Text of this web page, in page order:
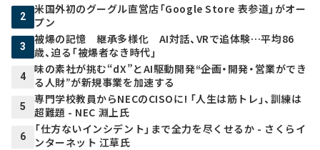
2
米国外初のグーグル直営店「Google Store 表参道」がオー
プン
3
被爆の記憶 継承多様化 AI対話、VRで追体験…平均86
歳、迫る「被爆者なき時代」
4
味の素社が挑む“dX”とAI駆動開発――“企画・開発・営業ができ
る人財”が新規事業を加速する
5
専門学校教員からNECのCISOに! 「人生は筋トレ」、訓練は
超難題 - NEC 淵上氏
6
「仕方ないインシデント」まで全力を尽くせるか - さくらイ
ンターネット 江草氏